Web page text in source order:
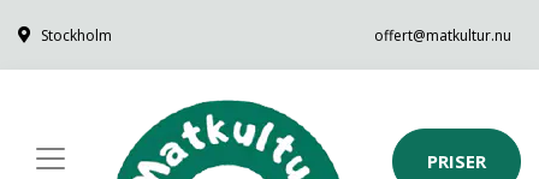
Stockholm offert@matkultur.nu
PRISER